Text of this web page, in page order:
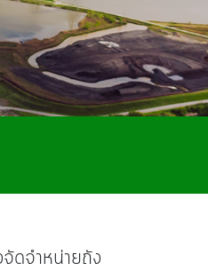
ดจำหน่ายถัง